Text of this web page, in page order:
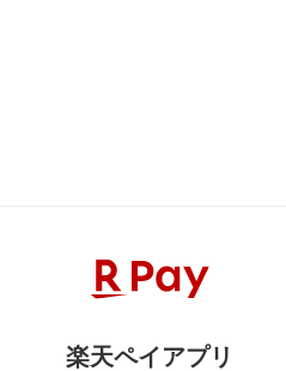
楽天ペイアプリ